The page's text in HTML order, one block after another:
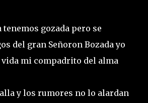
tenemos gozada pero se
del gran Señoron Bozada yo
mi compadrito del alma
y los rumores no lo alardan